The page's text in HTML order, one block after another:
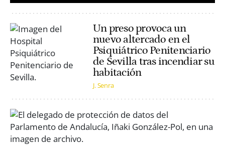
Un preso provoca un
nuevo altercado en el
Psiquiátrico Penitenciario
de Sevilla tras incendiar su
habitación
J. Senra